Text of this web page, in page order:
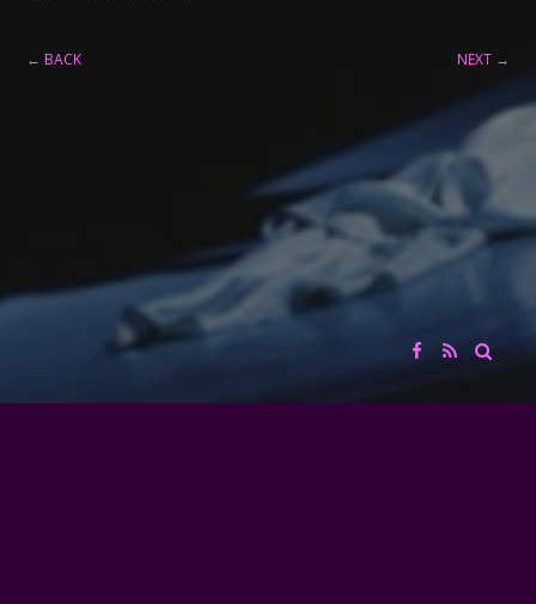
← BACK NEXT →